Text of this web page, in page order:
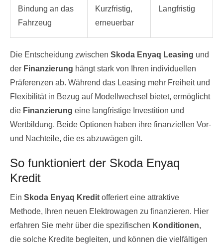
Bindung an das
Fahrzeug
Kurzfristig,
erneuerbar
Langfristig
Die Entscheidung zwischen Skoda Enyaq Leasing und
der Finanzierung hängt stark von Ihren individuellen
Präferenzen ab. Während das Leasing mehr Freiheit und
Flexibilität in Bezug auf Modellwechsel bietet, ermöglicht
die Finanzierung eine langfristige Investition und
Wertbildung. Beide Optionen haben ihre finanziellen Vor-
und Nachteile, die es abzuwägen gilt.
So funktioniert der Skoda Enyaq
Kredit
Ein Skoda Enyaq Kredit offeriert eine attraktive
Methode, Ihren neuen Elektrowagen zu finanzieren. Hier
erfahren Sie mehr über die spezifischen Konditionen,
die solche Kredite begleiten, und können die vielfältigen